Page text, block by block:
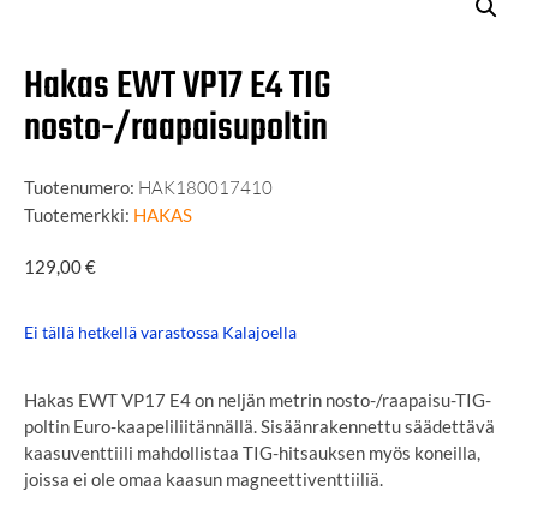
Hakas EWT VP17 E4 TIG
nosto-/raapaisupoltin
Tuotenumero: HAK180017410
Tuotemerkki: HAKAS
129,00€
Ei tällä hetkellä varastossa Kalajoella
Hakas EWT VP17 E4 on neljän metrin nosto-/raapaisu-TIG-
poltin Euro-kaapeliliitännällä. Sisäänrakennettu säädettävä
kaasuventtiili mahdollistaa TIG-hitsauksen myös koneilla,
joissa ei ole omaa kaasun magneettiventtiiliä.